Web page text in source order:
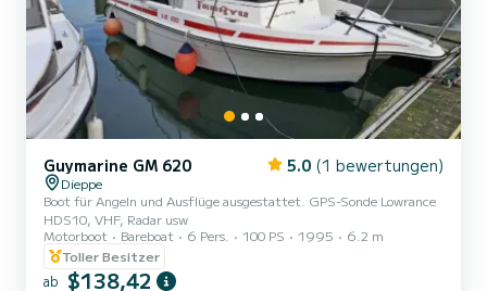
Guymarine GM 620 5.0 (1 bewertungen)
Dieppe
Boot für Angeln und Ausflüge ausgestattet. GPS-Sonde Lowrance
HDS10, VHF, Radar usw
Motorboot
Bareboat 6 Pers. 100 PS 1995
6.2 m
Toller Besitzer
ab $138,42